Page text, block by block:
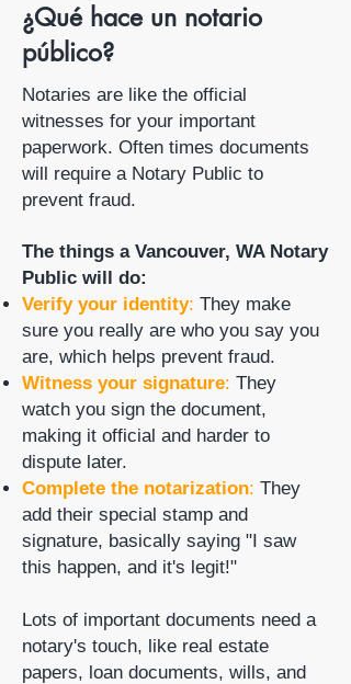
¿Qué hace un notario
público?
Notaries are like the official
witnesses for your important
paperwork. Often times documents
will require a Notary Public to
prevent fraud.
The things a Vancouver, WA Notary
Public will do:
Verify your identity: They make
sure you really are who you say you
are, which helps prevent fraud.
Witness your signature: They
watch you sign the document,
making it official and harder to
dispute later.
Complete the notarization: They
add their special stamp and
signature, basically saying "I saw
this happen, and it's legit!"
Lots of important documents need a
notary's touch, like real estate
papers, loan documents, wills, and